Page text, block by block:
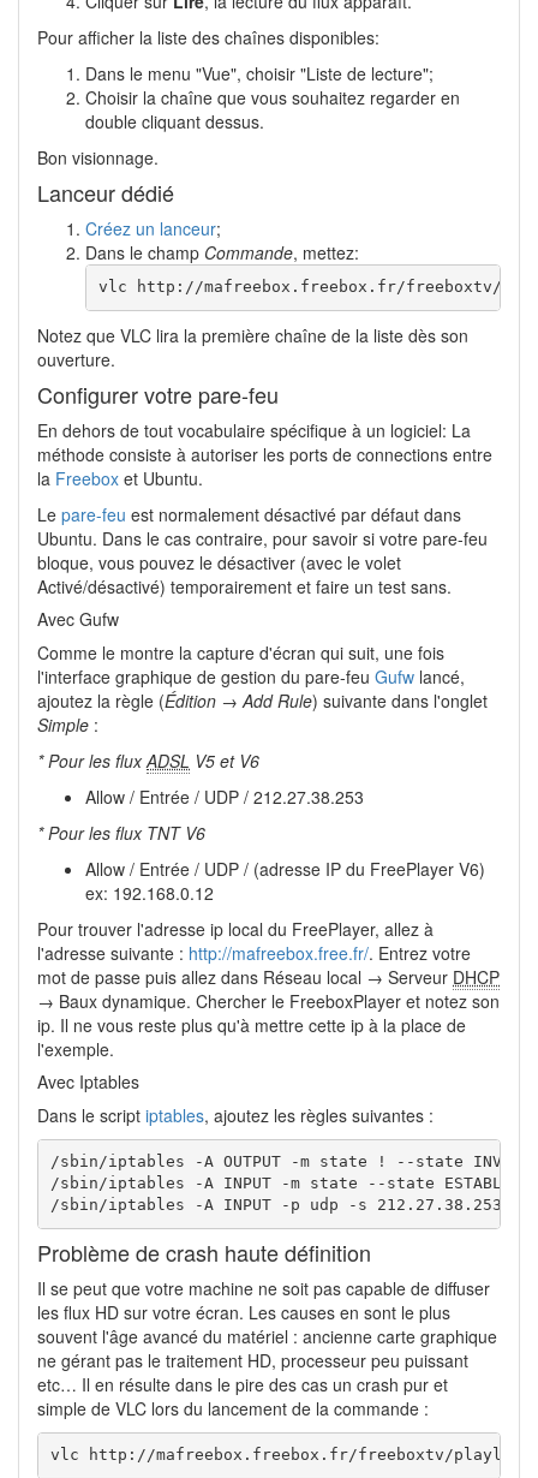
Pour afficher la liste des chaînes disponibles:
Dans le menu "Vue", choisir "Liste de lecture";
Choisir la chaîne que vous souhaitez regarder en
double cliquant dessus.
Bon visionnage.
Lanceur dédié
Créez un lanceur;
Dans le champ Commande, mettez:
vlc http://mafreebox.freebox.fr/freeboxtv/
Notez que VLC lira la première chaîne de la liste dès son
ouverture.
Configurer votre pare-feu
En dehors de tout vocabulaire spécifique à un logiciel: La
méthode consiste à autoriser les ports de connections entre
la Freebox et Ubuntu.
Le pare-feu est normalement désactivé par défaut dans
Ubuntu. Dans le cas contraire, pour savoir si votre pare-feu
bloque, vous pouvez le désactiver (avec le volet
Activé/désactivé) temporairement et faire un test sans.
Avec Gufw
Comme le montre la capture d'écran qui suit, une fois
l'interface graphique de gestion du pare-feu Gufw lancé,
ajoutez la règle (Édition → Add Rule) suivante dans l'onglet
Simple :
* Pour les fluxADSL V5 et V6
Allow / Entrée / UDP / 212.27.38.253
* Pour les flux TNT V6
Allow / Entrée / UDP / (adresse IP du FreePlayer V6)
ex: 192.168.0.12
Pour trouver l'adresse ip local du FreePlayer, allez à
l'adresse suivante : http://mafreebox.free.fr/. Entrez votre
mot de passe puis allez dans Réseau local → Serveur DHCP
→ Baux dynamique. Chercher le FreeboxPlayer et notez son
ip. Il ne vous reste plus qu'à mettre cette ip à la place de
l'exemple.
Avec Iptables
Dans le script iptables, ajoutez les règles suivantes :
/sbin/iptables -A OUTPUT -m state ! --state INVALID
/sbin/iptables -A INPUT -m state --state
/sbin/iptables -A INPUT -p udp -s 212.27.38.253 -j
Problème de crash haute définition
Il se peut que votre machine ne soit pas capable de diffuser
les flux HD sur votre écran. Les causes en sont le plus
souvent l'âge avancé du matériel : ancienne carte graphique
ne gérant pas le traitement HD, processeur peu puissant
etc… Il en résulte dans le pire des cas un crash pur et
simple de VLC lors du lancement de la commande :
vlc http://mafreebox.freebox.fr/freeboxtv/